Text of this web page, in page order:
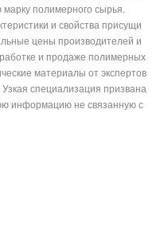
полимерного сырья.
и свойства присущи
цены производителей и
и продаже полимерных
материалы от экспертов
специализация призвана
информацию не связанную с